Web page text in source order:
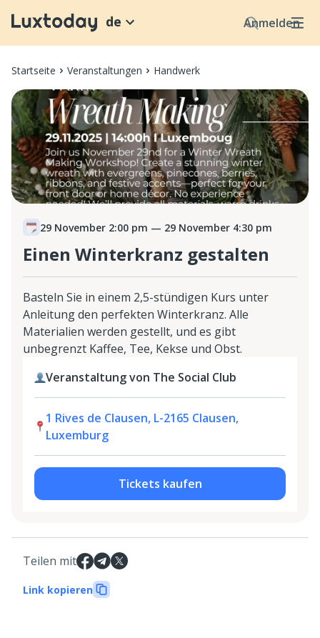
Anmelden
de
Startseite Veranstaltungen Handwerk
29 November 2:00 pm — 29 November 4:30 pm
Einen Winterkranz gestalten
Basteln Sie in einem 2,5-stündigen Kurs unter
Anleitung den perfekten Winterkranz. Alle
Materialien werden gestellt, und es gibt
unbegrenzt Kaffee, Tee, Kekse und Obst.
Veranstaltung von The Social Club
1 Rives de Clausen, L-2165 Clausen,
Luxemburg
Tickets kaufen
Teilen mit
Link kopieren